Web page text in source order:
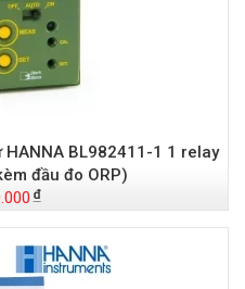
BL982411-1 1 relay
đầu đo ORP)